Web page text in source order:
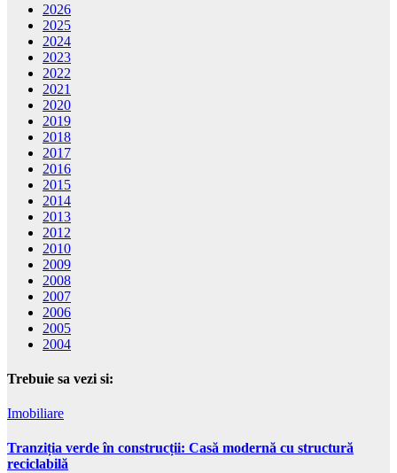
2026
2025
2024
2023
2022
2021
2020
2019
2018
2017
2016
2015
2014
2013
2012
2010
2009
2008
2007
2006
2005
2004
Trebuie sa vezi si:
Imobiliare
Tranziția verde în construcții: Casă modernă cu structură
reciclabilă